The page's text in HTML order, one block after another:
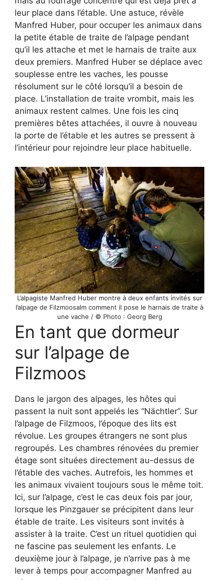
leur place dans l’étable. Une astuce, révèle
Manfred Huber, pour occuper les animaux dans
la petite étable de traite de l’alpage pendant
qu’il les attache et met le harnais de traite aux
deux premiers. Manfred Huber se déplace avec
souplesse entre les vaches, les pousse
résolument sur le côté lorsqu’il a besoin de
place. L’installation de traite vrombit, mais les
animaux restent calmes. Une fois les cinq
premières bêtes attachées, il ouvre à nouveau
la porte de l’étable et les autres se pressent à
l’intérieur pour rejoindre leur place habituelle.
L’alpagiste Manfred Huber montre à deux enfants invités sur
l’alpage de Filzmoosalm comment il pose le harnais de traite à
une vache / © Photo : Georg Berg
En tant que dormeur
sur l’alpage de
Filzmoos
Dans le jargon des alpages, les hôtes qui
passent la nuit sont appelés les “Nächtler”. Sur
l’alpage de Filzmoos, l’époque des lits est
révolue. Les groupes étrangers ne sont plus
regroupés. Les chambres rénovées du premier
étage sont situées directement au-dessus de
l’étable des vaches. Autrefois, les hommes et
les animaux vivaient toujours sous le même toit.
Ici, sur l’alpage, c’est le cas deux fois par jour,
lorsque les Pinzgauer se précipitent dans leur
étable de traite. Les visiteurs sont invités à
assister à la traite. C’est un rituel quotidien qui
ne fascine pas seulement les enfants. Le
deuxième jour à l’alpage, je n’arrive pas à me
lever à temps pour accompagner Manfred au